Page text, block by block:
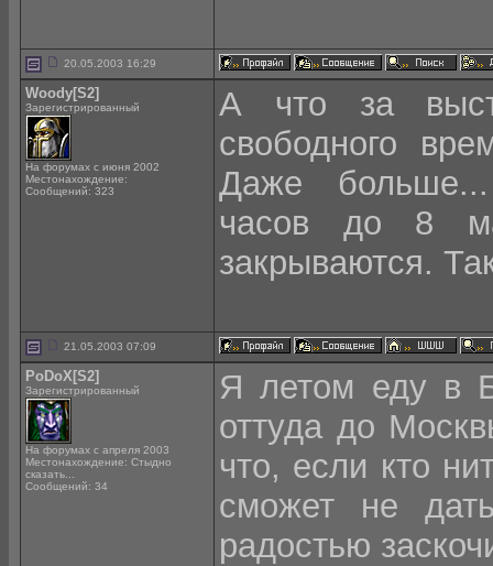
20.05.2003 16:29
Woody[S2]
Зарегистрированный
На форумах с июня 2002
Местонахождение:
Сообщений: 323
А что за
свободного
Даже
часов до 8
закрываются.
21.05.2003 07:09
PoDoX[S2]
Зарегистрированный
На форумах с апреля 2003
Местонахождение: Стыдно
сказать...
Сообщений: 34
Я летом еду в
оттуда до
что, если кто
сможет не
радостью